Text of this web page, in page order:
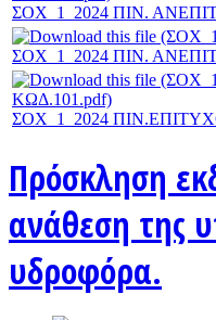
ΣΟΧ_1_2024 ΠΙΝ.
ΣΟΧ_1_2024 ΠΙΝ.
ΣΟΧ_1_2024
Πρόσκληση
ανάθεση της
υδροφόρα.